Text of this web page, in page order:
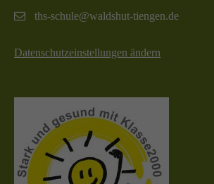
ths-schule@waldshut-tiengen.de
Datenschutzeinstellungen ändern